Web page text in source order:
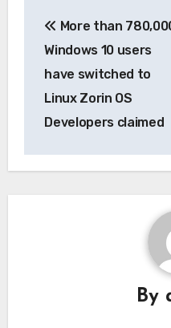
More than
Windows 10 users
have switched to
Linux Zorin OS
Developers claimed
By